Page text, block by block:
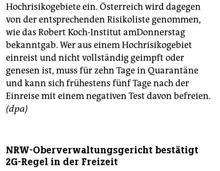
Hochrisikogebiete ein. Österreich wird dagegen
von der entsprechenden Risikoliste genommen,
wie das Robert Koch-Institut amDonnerstag
bekanntgab. Wer aus einem Hochrisikogebiet
einreist und nicht vollständig geimpft oder
genesen ist, muss für zehn Tage in Quarantäne
und kann sich frühestens fünf Tage nach der
Einreise mit einem negativen Test davon befreien.
(dpa)
NRW-Oberverwaltungsgericht bestätigt
2G-Regel in der Freizeit